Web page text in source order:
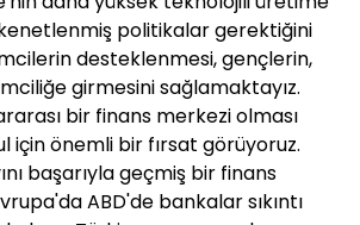
politikalar gerektiğini
desteklenmesi, gençlerin,
girmesini sağlamaktayız.
bir finans merkezi olması
için önemli bir fırsat görüyoruz.
başarıyla geçmiş bir finans
ABD'de bankalar sıkıntı